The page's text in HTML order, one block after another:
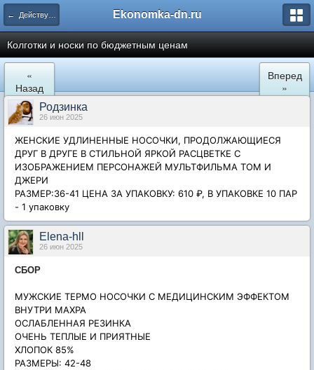
← Действующие закупки Ekonomka-dn.ru
Колготки и носки по бюджетным ценам
«
Назад
Вперед
»
Родзинка
26 июн 2025
ЖЕНСКИЕ УДЛИНЕННЫЕ НОСОЧКИ, ПРОДОЛЖАЮЩИЕСЯ
ДРУГ В ДРУГЕ В СТИЛЬНОЙ ЯРКОЙ РАСЦВЕТКЕ С
ИЗОБРАЖЕНИЕМ ПЕРСОНАЖЕЙ МУЛЬТФИЛЬМА ТОМ И
ДЖЕРИ
РАЗМЕР:36-41 ЦЕНА ЗА УПАКОВКУ: 610 ₽, В УПАКОВКЕ 10 ПАР
- 1 упаковку
Elena-hll
26 июн 2025
СБОР
МУЖСКИЕ ТЕРМО НОСОЧКИ С МЕДИЦИНСКИМ ЭФФЕКТОМ
ВНУТРИ МАХРА
ОСЛАБЛЕННАЯ РЕЗИНКА
ОЧЕНЬ ТЕПЛЫЕ И ПРИЯТНЫЕ
ХЛОПОК 85%
РАЗМЕРЫ: 42-48